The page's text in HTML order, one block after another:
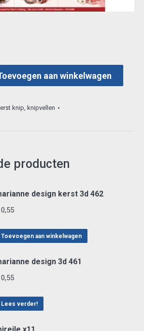
aan winkelwagen
knip, knipvellen
producten
design kerst 3d 462
0,55
Toevoegen aan winkelwagen
design 3d 461
0,55
Lees verder!